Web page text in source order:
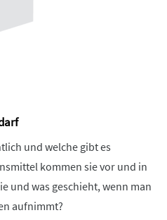
und welche gibt es
kommen sie vor und in
und was geschieht, wenn man
aufnimmt?